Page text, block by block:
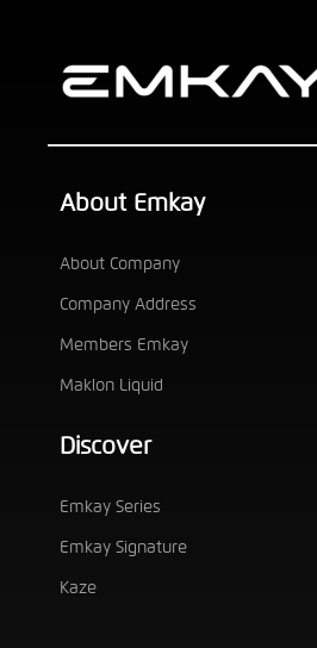
About Emkay
About Company
Company Address
Members Emkay
Maklon Liquid
Discover
Emkay Series
Emkay Signature
Kaze